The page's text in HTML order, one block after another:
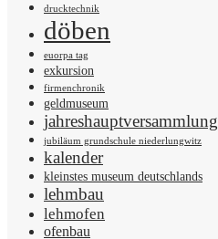
drucktechnik
döben
euorpa tag
exkursion
firmenchronik
geldmuseum
jahreshauptversammlung
jubiläum grundschule niederlungwitz
kalender
kleinstes museum deutschlands
lehmbau
lehmofen
ofenbau